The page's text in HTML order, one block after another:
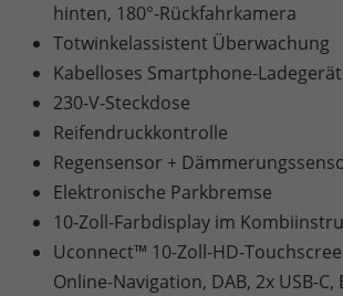
hinten, 180°-Rückfahrkamera
Totwinkelassistent Überwachung
Kabelloses Smartphone-Ladegerät
230-V-Steckdose
Reifendruckkontrolle
Regensensor +
Elektronische Parkbremse
10-Zoll-Farbdisplay im
Uconnect™ 10-Zoll-HD-
Online-Navigation, DAB, 2x USB-